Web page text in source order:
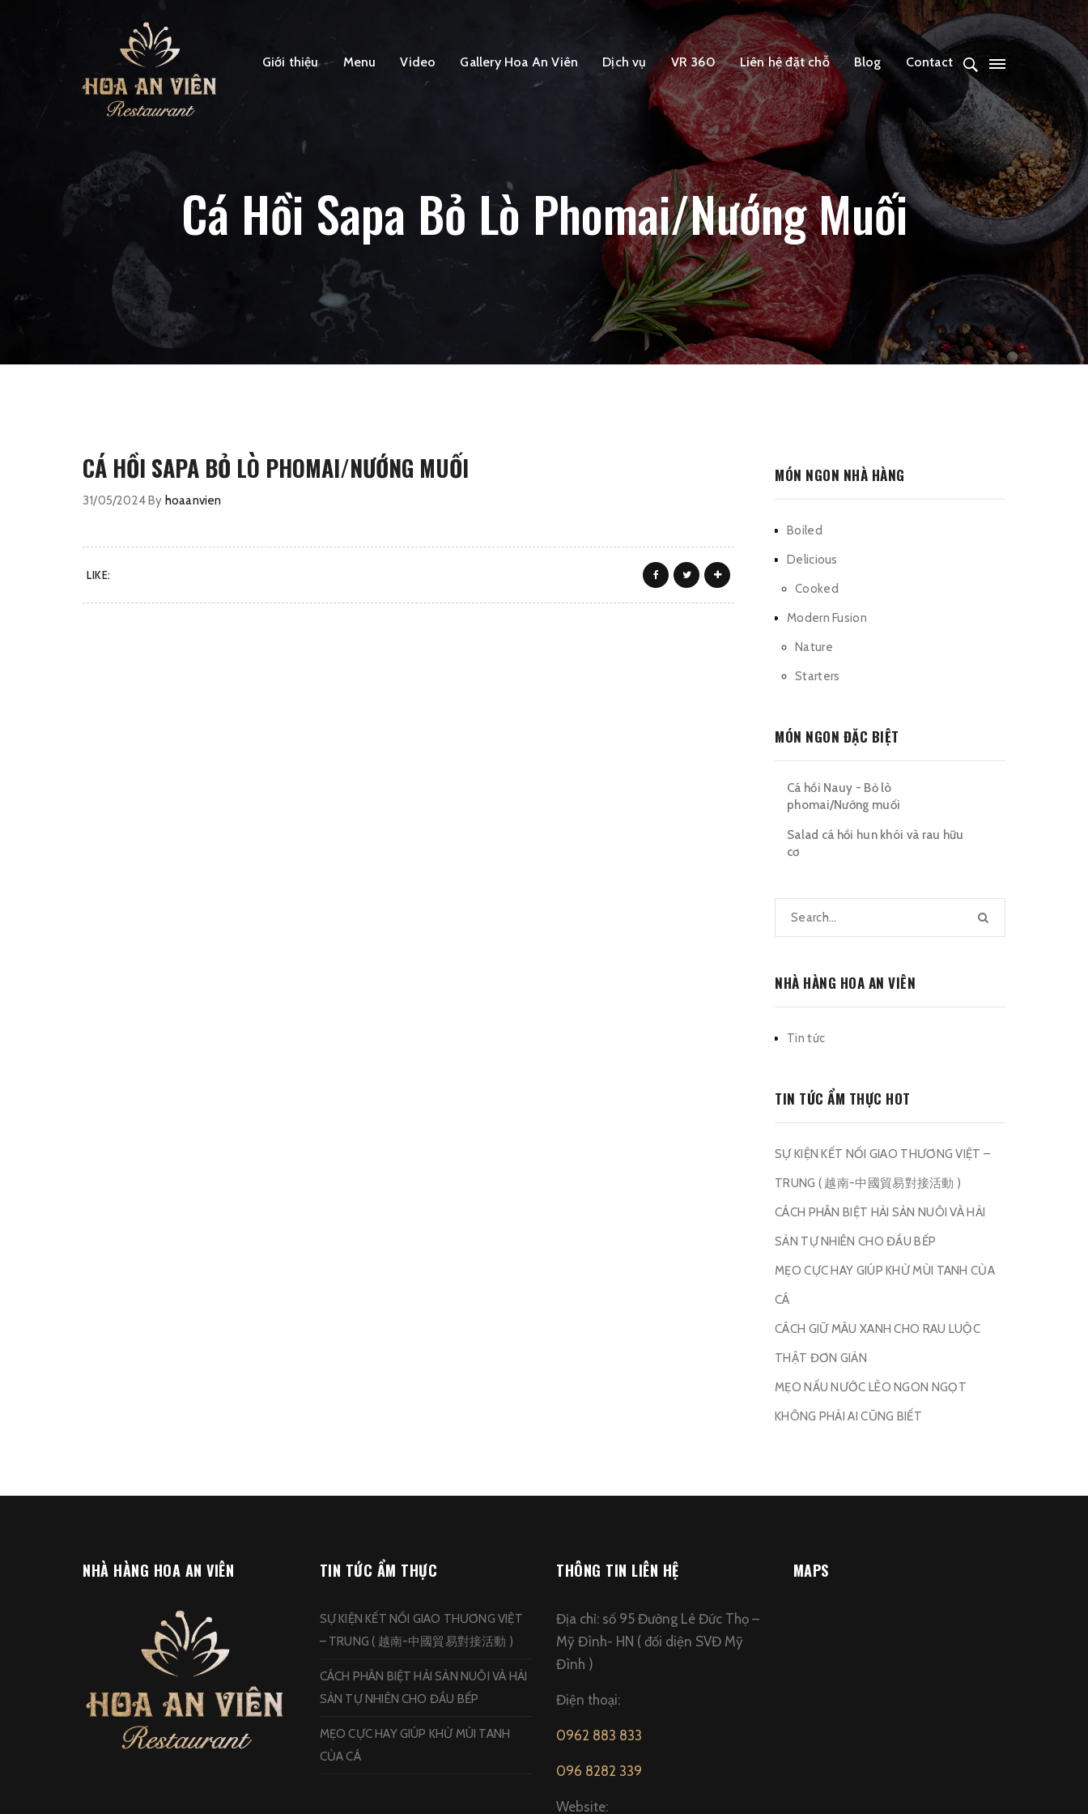
Giới thiệu Menu Video Gallery Hoa An Viên Dịch vụ VR 360 Liên hệ đặt chỗ Blog Contact
Cá Hồi Sapa Bỏ Lò Phomai/Nướng Muối
CÁ HỒI SAPA BỎ LÒ PHOMAI/NƯỚNG MUỐI
31/05/2024By hoaanvien
LIKE:
MÓN NGON NHÀ HÀNG
Boiled
Delicious
Cooked
Modern Fusion
Nature
Starters
MÓN NGON ĐẶC BIỆT
Cá hồi Nauy - Bỏ lò
phomai/Nướng muối
Salad cá hồi hun khói và rau hữu
cơ
NHÀ HÀNG HOA AN VIÊN
Tin tức
TIN TỨC ẨM THỰC HOT
SỰ KIỆN KẾT NỐI GIAO THƯƠNG VIỆT –
TRUNG ( 越南-中國貿易對接活動 )
CÁCH PHÂN BIỆT HẢI SẢN NUÔI VÀ HẢI
SẢN TỰ NHIÊN CHO ĐẦU BẾP
MẸO CỰC HAY GIÚP KHỬ MÙI TANH CỦA
CÁ
CÁCH GIỮ MÀU XANH CHO RAU LUỘC
THẬT ĐƠN GIẢN
MẸO NẤU NƯỚC LÈO NGON NGỌT
KHÔNG PHẢI AI CŨNG BIẾT
NHÀ HÀNG HOA AN VIÊN TIN TỨC ẨM THỰC
SỰ KIỆN KẾT NỐI GIAO THƯƠNG VIỆT
– TRUNG ( 越南-中國貿易對接活動 )
CÁCH PHÂN BIỆT HẢI SẢN NUÔI VÀ HẢI
SẢN TỰ NHIÊN CHO ĐẦU BẾP
MẸO CỰC HAY GIÚP KHỬ MÙI TANH
CỦA CÁ
THÔNG TIN LIÊN HỆ
Địa chỉ: số 95 Đường Lê Đức Thọ –
Mỹ Đình- HN ( đối diện SVĐ Mỹ
Đình )
Điện thoại:
0962 883 833
096 8282 339
Website:
MAPS